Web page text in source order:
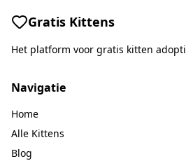
Gratis Kittens
Het platform voor gratis kitten
Navigatie
Home
Alle Kittens
Blog